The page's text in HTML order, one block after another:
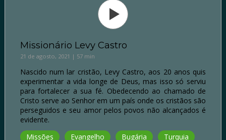
Missionário Levy Castro
21 de agosto, 2021 | 57 min
Nascido num lar cristão, Levy Castro, aos 20 anos quis
experimentar a vida longe de Deus, mas isso só serviu
para fortalecer a sua fé. Obedecendo ao chamado de
Cristo serve ao Senhor em um país onde os cristãos são
perseguidos e seu amor pelos povos não alcançados é
evidente.
Missões
Evangelho Bugária Turquia